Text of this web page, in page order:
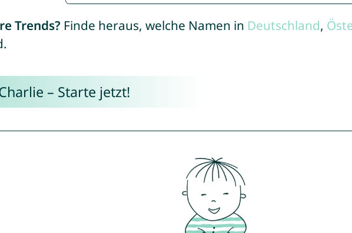
Trends? Finde heraus, welche Namen in Deutschland,
– Starte jetzt!